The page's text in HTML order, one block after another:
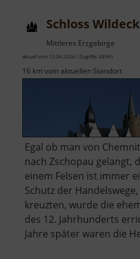
Schloss Wildeck
Mittleres Erzgebirge
aktuell vom 12.04.2026 / Zugriffe: 48965
16 km vom aktuellen Standort
Egal ob man von
nach Zschopau gelangt,
einem Felsen ist immer
Schutz der
kreuzten, wurde die
des 12. Jahrhunderts
Jahre später waren die